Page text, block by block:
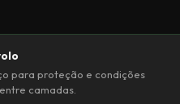
para proteção e condições
camadas.